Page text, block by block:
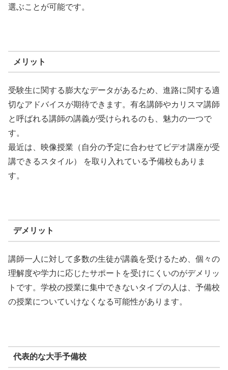
選ぶことが可能です。
メリット
受験生に関する膨大なデータがあるため、進路に関する適
切なアドバイスが期待できます。有名講師やカリスマ講師
と呼ばれる講師の講義が受けられるのも、魅力の一つで
す。
最近は、映像授業（自分の予定に合わせてビデオ講座が受
講できるスタイル） を取り入れている予備校もありま
す。
デメリット
講師一人に対して多数の生徒が講義を受けるため、個々の
理解度や学力に応じたサポートを受けにくいのがデメリッ
トです。学校の授業に集中できないタイプの人は、予備校
の授業についていけなくなる可能性があります。
代表的な大手予備校